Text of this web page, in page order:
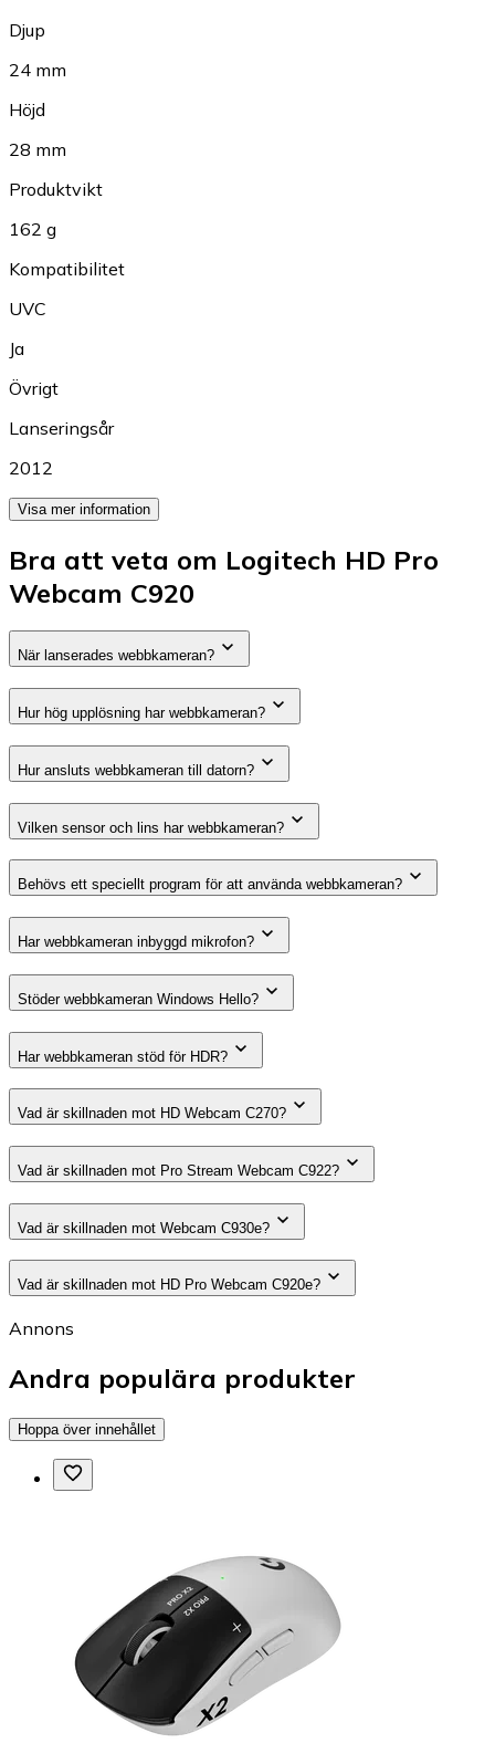
Djup
24 mm
Höjd
28 mm
Produktvikt
162 g
Kompatibilitet
UVC
Ja
Övrigt
Lanseringsår
2012
Visa mer information
Bra att veta om Logitech HD Pro
Webcam C920
När lanserades webbkameran?
Hur hög upplösning har webbkameran?
Hur ansluts webbkameran till datorn?
Vilken sensor och lins har webbkameran?
Behövs ett speciellt program för att använda webbkameran?
Har webbkameran inbyggd mikrofon?
Stöder webbkameran Windows Hello?
Har webbkameran stöd för HDR?
Vad är skillnaden mot HD Webcam C270?
Vad är skillnaden mot Pro Stream Webcam C922?
Vad är skillnaden mot Webcam C930e?
Vad är skillnaden mot HD Pro Webcam C920e?
Annons
Andra populära produkter
Hoppa över innehållet